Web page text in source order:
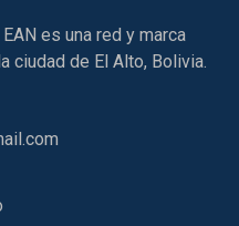
es una red y marca
ciudad de El Alto, Bolivia.